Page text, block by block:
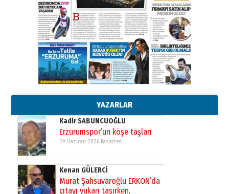
YAZARLAR
26 Mart 2026 Perşembe
Cem Bakırcı
Ardında bıraktığı hatıralarıyla
gönül adamı Faruk Terzioğlu!
13 Mayıs 2026 Çarşamba
Esat BİNDESEN
Başkan Sekmen’den Erzurum’a
bir vizyon proje daha!
02 Ağustos 2026 Pazar
Kadir SABUNCUOĞLU
Erzurumspor’un köşe taşları
29 Haziran 2026 Pazartesi
Kenan GÜLERCİ
Murat Şahsuvaroğlu ERKON’da
çıtayı yukarı taşırken,